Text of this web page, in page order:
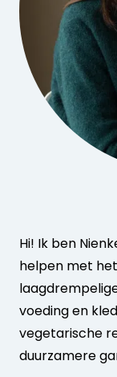
Hi! Ik ben
helpen met
voeding en
vegetarische
duurzamere